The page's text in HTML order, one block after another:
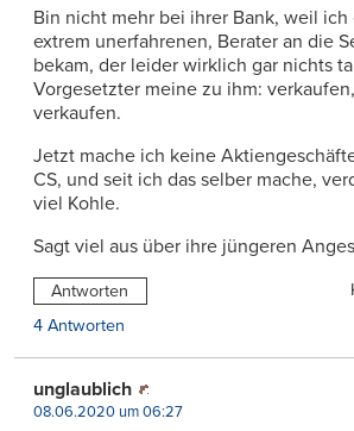
Bin nicht mehr bei ihrer Bank, weil
extrem unerfahrenen, Berater an die
bekam, der leider wirklich gar nichts
Vorgesetzter meine zu ihm:
verkaufen.
Jetzt mache ich keine
CS, und seit ich das selber mache,
viel Kohle.
Sagt viel aus über ihre jüngeren
Antworten
4 Antworten
unglaublich
08.06.2020 um 06:27